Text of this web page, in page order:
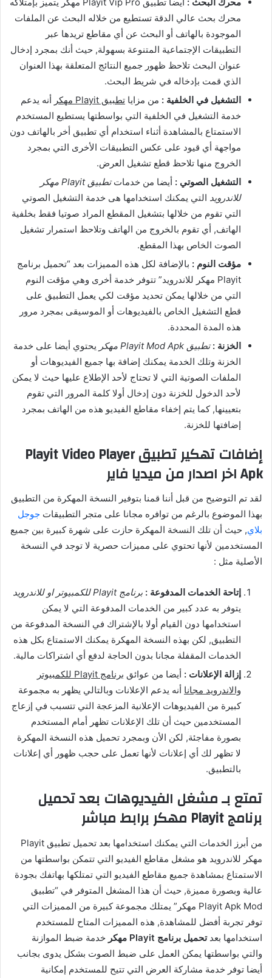
محرك بحث عالي الدقة تستطيع من خلاله البحث عن الملفات
الموجودة بالهاتف أو البحث عن أي مقاطع تريدها عبر
التطبيقات الإجتماعية المتنوعة بسهولة, حيث أنك بمجرد إدخال
عنوان البحث تلاحظ ظهور جميع النتائج المتعلقة بهذا العنوان
الذي قمت بإدخاله في شريط البحث.
التشغيل في الخلفية : من مزايا تطبيق Playit مهكر
أنه يدعم
خدمة التشغيل في الخلفية التي بواسطتها يستطيع المستخدم
الاستمتاع بالمشاهدة أثناء استخدام أي تطبيق أخر بالهاتف دون
مواجهة أي قيود على عكس التطبيقات الأخرى التي بمجرد
الخروج منها تلاحظ قطع تشغيل العرض.
التشغيل الصوتي : أيضا من خدمات
تطبيق Playit مهكر
للاندرويد التي يمكنك استخدامها هى خدمة التشغيل الصوتي
التي تقوم من خلالها بتشغيل المقطع المراد صوتيا فقط بخلفية
الهاتف, أي تقوم بالخروج من الهاتف وتلاحظ استمرار تشغيل
الصوت الخاص بهذا المقطع.
مؤقت النوم : بالإضافة لكل هذه المميزات بعد “تحميل برنامج
Playit مهكر للاندرويد” تتوفر خدمة أخرى وهي مؤقت النوم
التي من خلالها يمكن تحديد مؤقت لكي يعمل التطبيق على
قطع التشغيل الخاص بالفيديوهات أو الموسيقى بمجرد مرور
هذه المدة المحددة.
الخزنة : تطبيق Playit Mod Apk مهكر
يحتوي أيضا على خدمة
الخزنة وتلك الخدمة يمكنك إضافة بها جميع الفيديوهات أو
الملفات الصوتية التي لا تحتاج لأحد الإطلاع عليها حيث لا يمكن
لأحد الدخول للخزنة دون إدخال أولا كلمة المرور التي تقوم
بتعيينها, كما يتم إخفاء مقاطع الفيديو هذه من الهاتف بمجرد
إضافتها للخزنة.
إضافات تهكير تطبيق Playit Video Player
Apk اخر اصدار من ميديا فاير
لقد تم التوضيح من قبل أننا قمنا بتوفير النسخة المهكرة من التطبيق
بهذا الموضوع بالرغم من توافره مجانا على متجر التطبيقات جوجل
بلاي, حيث أن تلك النسخة المهكرة حازت على شهرة كبيرة بين جميع
المستخدمين لأنها تحتوي على مميزات حصرية لا توجد في النسخة
الأصلية مثل :
إتاحة الخدمات المدفوعة : برنامج Playit للكمبيوتر او للاندرويد
يتوفر به عدد كبير من الخدمات المدفوعة التي لا يمكن
استخدامها دون القيام أولا بالإشتراك في النسخة المدفوعة من
التطبيق, لكن بهذه النسخة المهكرة يمكنك الاستمتاع بكل هذه
الخدمات المقفلة مجانا بدون الحاجة لدفع أي اشتراكات مالية.
إزالة الإعلانات : أيضا من عوائق
برنامج Playit للكمبيوتر
والاندرويد مجانا أنه يدعم الإعلانات وبالتالي يظهر به مجموعة
كبيرة من الفيديوهات الإعلانية المزعجة التي تتسبب في إزعاج
المستخدمين حيث أن تلك الإعلانات تظهر أمام المستخدم
بصورة مفاجئة, لكن الأن وبمجرد تحميل هذه النسخة المهكرة
لا تظهر لك أي إعلانات لأنها تعمل على حجب ظهور أي إعلانات
بالتطبيق.
تمتع بـ مشغل الفيديوهات بعد تحميل
برنامج Playit مهكر برابط مباشر
من أبرز الخدمات التي يمكنك استخدامها بعد تحميل تطبيق Playit
مهكر للاندرويد هو مشغل مقاطع الفيديو التي تتمكن بواسطتها من
الاستمتاع بمشاهدة جميع مقاطع الفيديو التي تمتلكها بهاتفك بجودة
عالية وبصورة مميزة, حيث أن هذا المشغل المتوفر في “تطبيق
Playit Apk Mod مهكر” يمتلك مجموعة كبيرة من المميزات التي
توفر تجربة أفضل للمشاهدة, هذه المميزات المتاح للمستخدم
استخدامها بعدتحميل برنامج Playit مهكر
خدمة ضبط الموازنة
والتي بواسطتها يمكن العمل على ضبط الصوت بشكل يدوى بجانب
أيضا توفر خدمة مشاركة العرض التي تتيح للمستخدم إمكانية